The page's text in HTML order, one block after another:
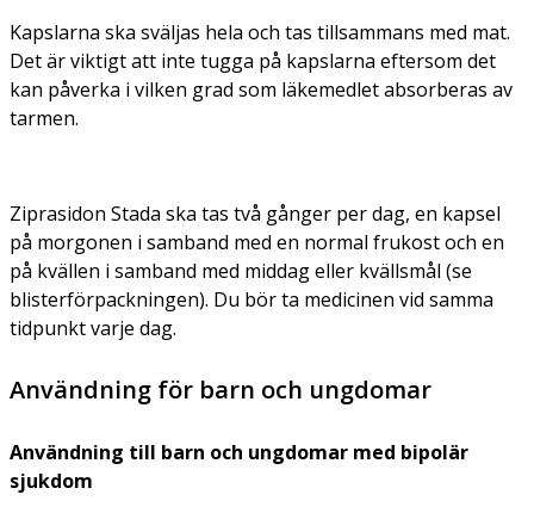
Kapslarna ska sväljas hela och tas tillsammans med mat.
Det är viktigt att inte tugga på kapslarna eftersom det
kan påverka i vilken grad som läkemedlet absorberas av
tarmen.
Ziprasidon Stada ska tas två gånger per dag, en kapsel
på morgonen i samband med en normal frukost och en
på kvällen i samband med middag eller kvällsmål (se
blisterförpackningen). Du bör ta medicinen vid samma
tidpunkt varje dag.
Användning för barn och ungdomar
Användning till barn och ungdomar med bipolär
sjukdom